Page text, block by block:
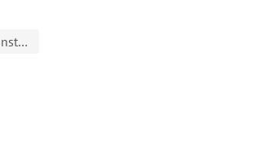
Fönster, Fönsterdörrar